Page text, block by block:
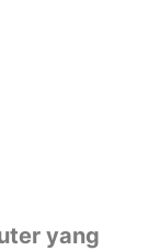
yang